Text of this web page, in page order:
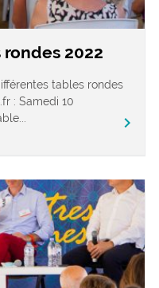
2022
tables rondes
: Samedi 10
chevron_right